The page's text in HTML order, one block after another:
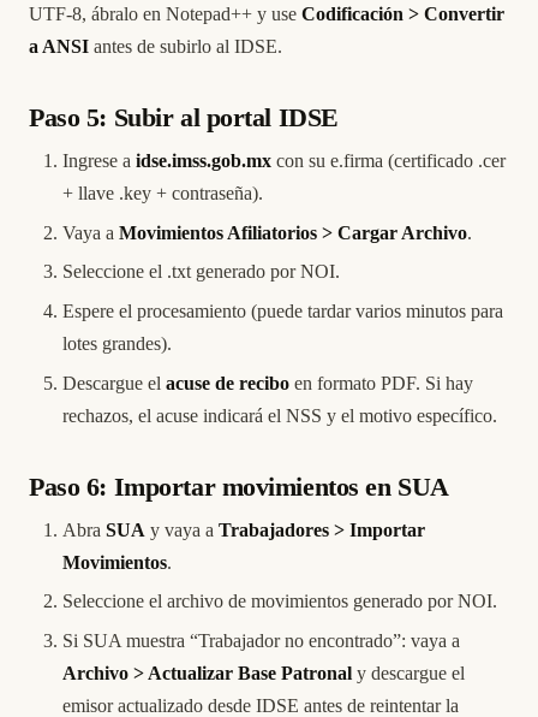
UTF-8, ábralo en Notepad++ y use Codificación > Convertir
a ANSI antes de subirlo al IDSE.
Paso 5: Subir al portal IDSE
Ingrese a idse.imss.gob.mx con su e.firma (certificado .cer
+ llave .key + contraseña).
Vaya a Movimientos Afiliatorios > Cargar Archivo.
Seleccione el .txt generado por NOI.
Espere el procesamiento (puede tardar varios minutos para
lotes grandes).
Descargue el acuse de recibo en formato PDF. Si hay
rechazos, el acuse indicará el NSS y el motivo específico.
Paso 6: Importar movimientos en SUA
Abra SUA y vaya a Trabajadores > Importar
Movimientos.
Seleccione el archivo de movimientos generado por NOI.
Si SUA muestra “Trabajador no encontrado”: vaya a
Archivo > Actualizar Base Patronal y descargue el
emisor actualizado desde IDSE antes de reintentar la